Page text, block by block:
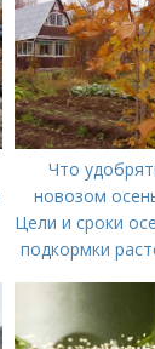
Что
новозом
Цели и сроки
подкормки